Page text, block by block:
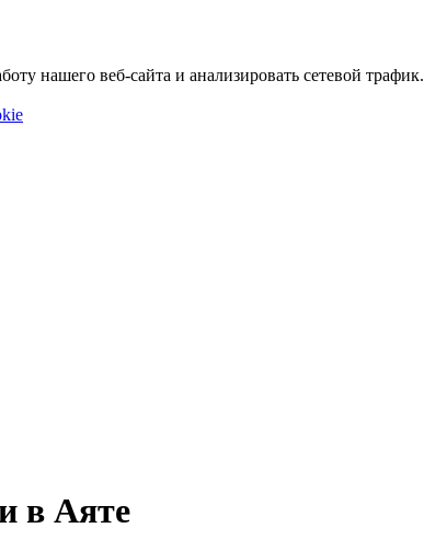
нашего веб-сайта и анализировать сетевой трафик.
в Аяте